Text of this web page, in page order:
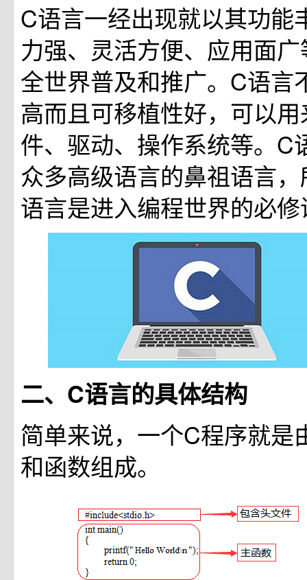
C语言一经出现就以其功能
力强、灵活方便、应用面
全世界普及和推广。C语言
高而且可移植性好，可以
件、驱动、操作系统等。C
众多高级语言的鼻祖语言
语言是进入编程世界的必
二、C语言的具体结构
简单来说，一个C程序就是
和函数组成。